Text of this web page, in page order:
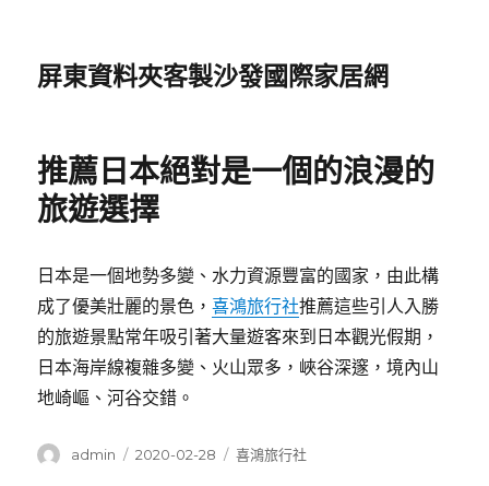
屏東資料夾客製沙發國際家居網
推薦日本絕對是一個的浪漫的
旅遊選擇
日本是一個地勢多變、水力資源豐富的國家，由此構
成了優美壯麗的景色，喜鴻旅行社推薦這些引人入勝
的旅遊景點常年吸引著大量遊客來到日本觀光假期，
日本海岸線複雜多變、火山眾多，峽谷深邃，境內山
地崎嶇、河谷交錯。
作
admin
發
2020-02-28
分
喜鴻旅行社